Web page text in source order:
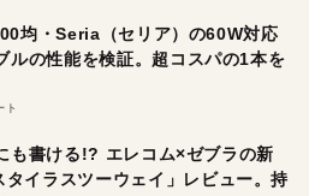
均・Seria（セリア）の60W対応
ルの性能を検証。超コスパの1本を
ト
も書ける!? エレコム×ゼブラの新
タイラスツーウェイ」レビュー。持